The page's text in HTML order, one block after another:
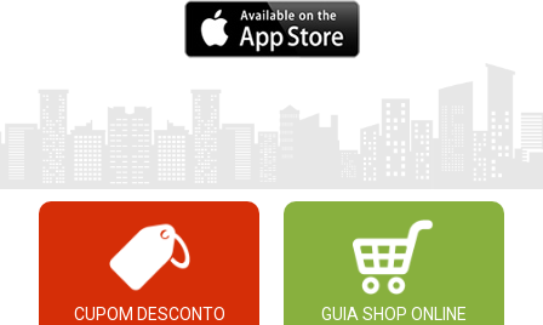
CUPOM DESCONTO GUIA SHOP ONLINE